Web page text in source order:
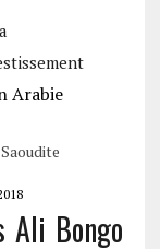
Ali Bongo